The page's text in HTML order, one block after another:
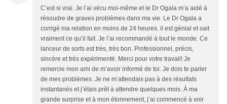
C’est si vrai. Je l’ai vécu moi-même et le Dr Ogala m’a aidé à
résoudre de graves problèmes dans ma vie. Le Dr Ogala a
corrigé ma relation en moins de 24 heures. il est génial et sait
vraiment ce qu’il fait. Je l’ai recommandé à tout le monde. Ce
lanceur de sorts est très, très bon. Professionnel, précis,
sincère et très expérimenté. Merci pour votre travail! Je
remercie mon ami de m’avoir informé de toi. Je dois te parler
de mes problèmes. Je ne m’attendais pas à des résultats
instantanés et j’étais prêt à attendre quelques mois. À ma
grande surprise et à mon étonnement, j’ai commencé à voir